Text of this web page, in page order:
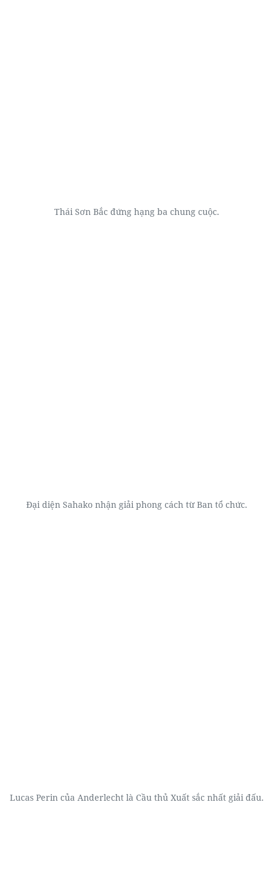
Thái Sơn Bắc đứng hạng ba chung cuộc.
Đại diện Sahako nhận giải phong cách từ Ban tổ chức.
Lucas Perin của Anderlecht là Cầu thủ Xuất sắc nhất giải đấu.